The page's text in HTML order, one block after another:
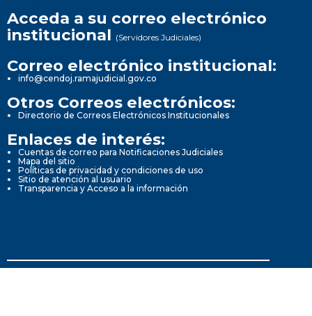
Acceda a su correo electrónico
institucional (Servidores Judiciales)
Correo electrónico institucional:
info@cendoj.ramajudicial.gov.co
Otros Correos electrónicos:
Directorio de Correos Electrónicos Institucionales
Enlaces de interés:
Cuentas de correo para Notificaciones Judiciales
Mapa del sitio
Políticas de privacidad y condiciones de uso
Sitio de atención al usuario
Transparencia y Acceso a la información